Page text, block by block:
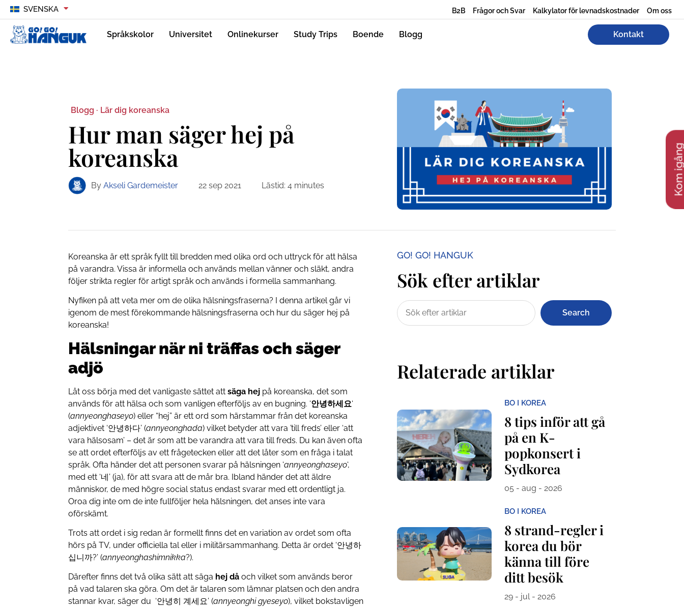
SVENSKA B2B Frågor och Svar Kalkylator för levnadskostnader Om oss
Språkskolor Universitet Onlinekurser Study Trips Boende Blogg Kontakt
Kom
Blogg · Lär dig koreanska
Hur man säger hej på
koreanska
By Akseli Gardemeister 22 sep 2021 Lästid: 4 minutes
Koreanska är ett språk fyllt till bredden med olika ord och uttryck för att hälsa
på varandra. Vissa är informella och används mellan vänner och släkt, andra
följer strikta regler för artigt språk och används i formella sammanhang.
Nyfiken på att veta mer om de olika hälsningsfraserna? I denna artikel går vi
igenom de mest förekommande hälsningsfraserna och hur du säger hej på
koreanska!
Hälsningar när ni träffas och säger
adjö
Låt oss börja med det vanligaste sättet attsäga hej på koreanska, det som
används för att hälsa och som vanligen efterföljs av en bugning. ‘안녕하세요‘
(annyeonghaseyo) eller “hej” är ett ord som härstammar från det koreanska
adjektivet ‘안녕하다’ (annyeonghada) vilket betyder att vara ’till freds’ eller ‘att
vara hälsosam’ – det är som att be varandra att vara till freds. Du kan även ofta
se att ordet efterföljs av ett frågetecken eller att det låter som en fråga i talat
språk. Ofta händer det att personen svarar på hälsningen ‘annyeonghaseyo‘,
med ett ‘네’ (ja), för att svara att de mår bra. Ibland händer det att äldre
människor, de med högre social status endast svarar med ett ordentligt ja.
Oroa dig inte om de inte fullföljer hela hälsningen, det anses inte vara
oförskämt.
Trots att ordet i sig redan är formellt finns det en variation av ordet som ofta
hörs på TV, under officiella tal eller i militärsammanhang. Detta är ordet ‘안녕하
십니까?’ (annyeonghashimnikka?).
Därefter finns det två olika sätt att säga hej då och vilket som används beror
på vad talaren ska göra. Om det är talaren som lämnar platsen och den andra
stannar kvar, säger du ‘안녕히 계세요’ (annyeonghi gyeseyo), vilket bokstavligen
GO! GO! HANGUK
Sök efter artiklar
Search
Relaterade artiklar
BO I KOREA
8 tips inför att gå
på en K-
popkonsert i
Sydkorea
05 - aug - 2026
BO I KOREA
8 strand-regler i
korea du bör
känna till före
ditt besök
29 - jul - 2026